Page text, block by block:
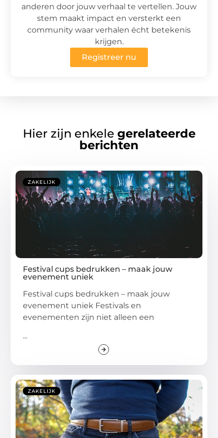
anderen door jouw verhaal te vertellen. Jouw
stem maakt impact en versterkt een
community waar verhalen écht betekenis
krijgen.
Registreer nu
Hier zijn enkele gerelateerde
berichten
ZAKELIJK
Festival cups bedrukken – maak jouw
evenement uniek
Festival cups bedrukken – maak jouw
evenement uniek Festivals en
evenementen zijn niet alleen een
...
ZAKELIJK